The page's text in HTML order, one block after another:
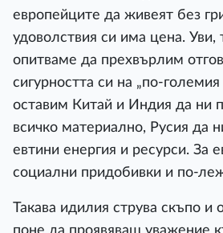
европейците да живеят без
удоволствия си има цена. Уви,
опитваме да прехвърлим
сигурността си на „по-
оставим Китай и Индия да ни
всичко материално, Русия да
евтини енергия и ресурси. За
социални придобивки и по-
Такава идилия струва скъпо и
поне да проявяваш уважение